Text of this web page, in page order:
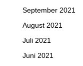
September 2021
August 2021
Juli 2021
Juni 2021